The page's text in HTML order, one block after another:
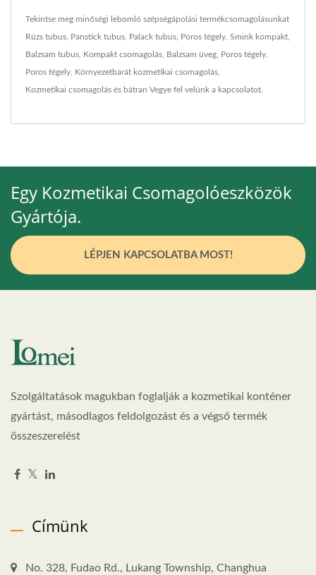
Tekintse meg minőségi lebomló szépségápolási termékcsomagolásunkat
Rúzs tubus Panstick tubus Palack tubus Poros tégely Smink kompakt
Balzsam tubus Kompakt csomagolás Balzsam üveg Poros tégely
Poros tégely Környezetbarát kozmetikai csomagolás
Kozmetikai csomagolás és bátran Vegye fel velünk a kapcsolatot
Egy Kozmetikai Csomagolóeszközök
Gyártója.
LÉPJEN KAPCSOLATBA MOST!
Szolgáltatások magukban foglalják a kozmetikai konténer
gyártást, másodlagos feldolgozást és a végső termék
összeszerelést
Címünk
No. 328, Fudao Rd., Lukang Township, Changhua